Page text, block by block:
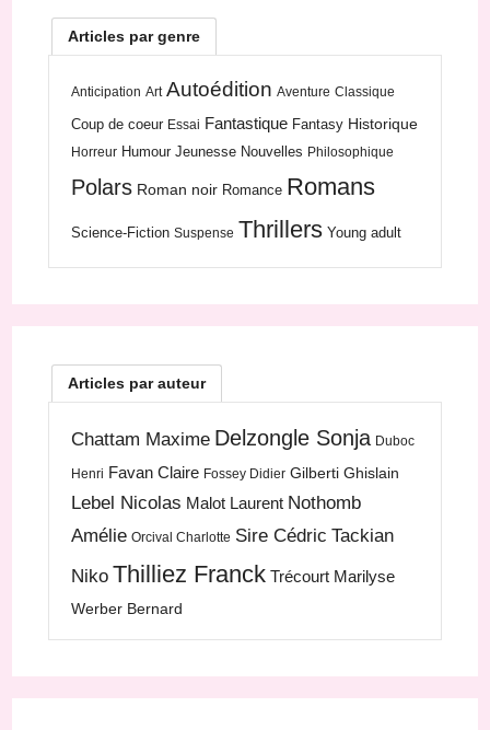
Articles par genre
Anticipation Art Autoédition Aventure Classique
Coup de coeur Essai Fantastique Fantasy Historique
Horreur Humour Jeunesse Nouvelles Philosophique
Polars Roman noir Romance Romans
Science-Fiction Suspense Thrillers Young adult
Articles par auteur
Chattam Maxime Delzongle Sonja Duboc
Henri Favan Claire Fossey Didier Gilberti Ghislain
Lebel Nicolas Malot Laurent Nothomb
Amélie Orcival Charlotte Sire Cédric Tackian
Niko Thilliez Franck Trécourt Marilyse
Werber Bernard